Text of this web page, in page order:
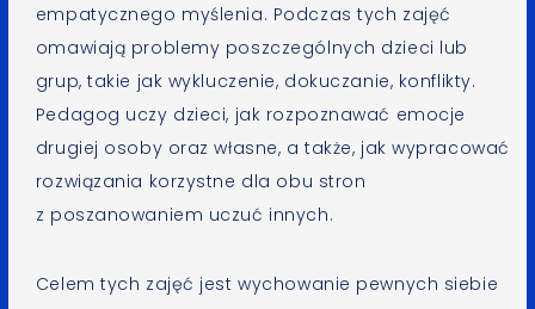
empatycznego myślenia. Podczas tych zajęć
omawiają problemy poszczególnych dzieci lub
grup, takie jak wykluczenie, dokuczanie, konflikty.
Pedagog uczy dzieci, jak rozpoznawać emocje
drugiej osoby oraz własne, a także, jak wypracować
rozwiązania korzystne dla obu stron
z poszanowaniem uczuć innych.
Celem tych zajęć jest wychowanie pewnych siebie